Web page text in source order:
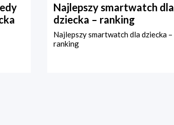
Najlepszy smartwatch dla
dziecka – ranking
Najlepszy smartwatch dla dziecka –
ranking